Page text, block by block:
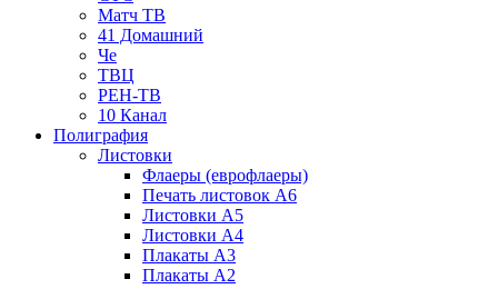
Матч ТВ
41 Домашний
Че
ТВЦ
РЕН-ТВ
10 Канал
Полиграфия
Листовки
Флаеры (еврофлаеры)
Печать листовок А6
Листовки А5
Листовки А4
Плакаты А3
Плакаты А2